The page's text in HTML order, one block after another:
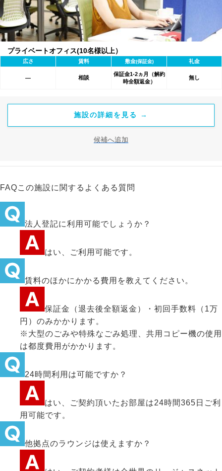
プライベートオフィス(10名様以上）
広さ 賃料 敷金(保証金) 礼金
― 相談
保証金1-2ヵ月（解約
時全額返金）
無し
施設の詳細を見る →
候補へ追加
FAQこの施設に関するよくある質問
法人登記に利用可能でしょうか？
はい、ご利用可能です。
賃料のほかにかかる費用を教えてください。
保証金（退去後全額返金）・初回手数料（1万
円）のみかかります。
※大型のごみや特殊なごみ処理、共用コピー機の使用
は都度費用がかかります。
24時間利用は可能ですか？
はい、ご契約頂いたお部屋は24時間365日ご利
用可能です。
他拠点のラウンジは使えますか？